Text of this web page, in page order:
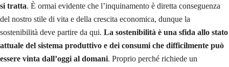
si tratta. È ormai evidente che l’inquinamento è diretta conseguenza
del nostro stile di vita e della crescita economica, dunque la
sostenibilità deve partire da qui. La sostenibilità è una sfida allo stato
attuale del sistema produttivo e dei consumi che difficilmente può
essere vinta dall’oggi al domani. Proprio perché richiede un